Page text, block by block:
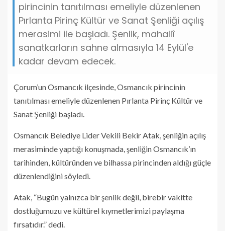
pirincinin tanıtılması emeliyle düzenlenen
Pırlanta Pirinç Kültür ve Sanat Şenliği açılış
merasimi ile başladı. Şenlik, mahallî
sanatkarların sahne almasıyla 14 Eylül'e
kadar devam edecek.
Çorum’un Osmancık ilçesinde, Osmancık pirincinin
tanıtılması emeliyle düzenlenen Pırlanta Pirinç Kültür ve
Sanat Şenliği başladı.
Osmancık Belediye Lider Vekili Bekir Atak, şenliğin açılış
merasiminde yaptığı konuşmada, şenliğin Osmancık’ın
tarihinden, kültüründen ve bilhassa pirincinden aldığı güçle
düzenlendiğini söyledi.
Atak, “Bugün yalnızca bir şenlik değil, birebir vakitte
dostluğumuzu ve kültürel kıymetlerimizi paylaşma
fırsatıdır.” dedi.